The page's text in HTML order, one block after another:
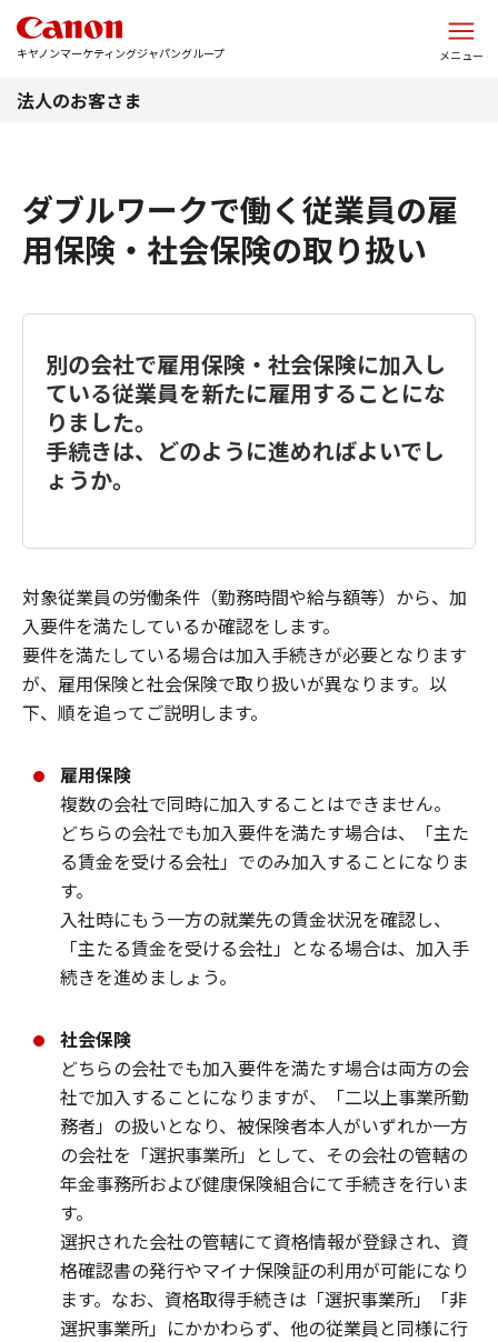
キヤノンマーケティングジャパングループ メニュー
法人のお客さま
ダブルワークで働く従業員の雇
用保険・社会保険の取り扱い
別の会社で雇用保険・社会保険に加入し
ている従業員を新たに雇用することにな
りました。
手続きは、どのように進めればよいでし
ょうか。
対象従業員の労働条件（勤務時間や給与額等）から、加
入要件を満たしているか確認をします。
要件を満たしている場合は加入手続きが必要となります
が、雇用保険と社会保険で取り扱いが異なります。以
下、順を追ってご説明します。
雇用保険
複数の会社で同時に加入することはできません。
どちらの会社でも加入要件を満たす場合は、「主た
る賃金を受ける会社」でのみ加入することになりま
す。
入社時にもう一方の就業先の賃金状況を確認し、
「主たる賃金を受ける会社」となる場合は、加入手
続きを進めましょう。
社会保険
どちらの会社でも加入要件を満たす場合は両方の会
社で加入することになりますが、「二以上事業所勤
務者」の扱いとなり、被保険者本人がいずれか一方
の会社を「選択事業所」として、その会社の管轄の
年金事務所および健康保険組合にて手続きを行いま
す。
選択された会社の管轄にて資格情報が登録され、資
格確認書の発行やマイナ保険証の利用が可能になり
ます。なお、資格取得手続きは「選択事業所」「非
選択事業所」にかかわらず、他の従業員と同様に行